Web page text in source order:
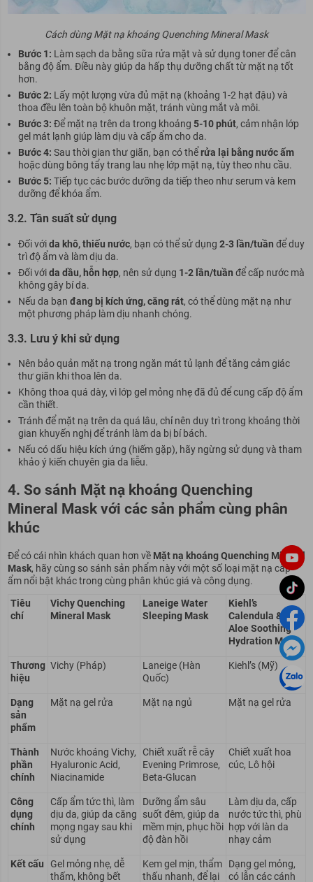
Cách dùng Mặt nạ khoáng Quenching Mineral Mask
Bước 1: Làm sạch da bằng sữa rửa mặt và sử dụng toner để cân
bằng độ ẩm. Điều này giúp da hấp thụ dưỡng chất từ mặt nạ tốt
hơn.
Bước 2: Lấy một lượng vừa đủ mặt nạ (khoảng 1-2 hạt đậu) và
thoa đều lên toàn bộ khuôn mặt, tránh vùng mắt và môi.
Bước 3: Để mặt nạ trên da trong khoảng 5-10 phút, cảm nhận lớp
gel mát lạnh giúp làm dịu và cấp ẩm cho da.
Bước 4: Sau thời gian thư giãn, bạn có thểrửa lại bằng nước ấm
hoặc dùng bông tẩy trang lau nhẹ lớp mặt nạ, tùy theo nhu cầu.
Bước 5: Tiếp tục các bước dưỡng da tiếp theo như serum và kem
dưỡng để khóa ẩm.
3.2. Tần suất sử dụng
Đối vớida khô, thiếu nước, bạn có thể sử dụng 2-3 lần/tuần để duy
trì độ ẩm và làm dịu da.
Đối vớida dầu, hỗn hợp, nên sử dụng 1-2 lần/tuần để cấp nước mà
không gây bí da.
Nếu da bạn đang bị kích ứng, căng rát, có thể dùng mặt nạ như
một phương pháp làm dịu nhanh chóng.
3.3. Lưu ý khi sử dụng
Nên bảo quản mặt nạ trong ngăn mát tủ lạnh để tăng cảm giác
thư giãn khi thoa lên da.
Không thoa quá dày, vì lớp gel mỏng nhẹ đã đủ để cung cấp độ ẩm
cần thiết.
Tránh để mặt nạ trên da quá lâu, chỉ nên duy trì trong khoảng thời
gian khuyến nghị để tránh làm da bị bí bách.
Nếu có dấu hiệu kích ứng (hiếm gặp), hãy ngừng sử dụng và tham
khảo ý kiến chuyên gia da liễu.
4. So sánh Mặt nạ khoáng Quenching
Mineral Mask với các sản phẩm cùng phân
khúc
Để có cái nhìn khách quan hơn về Mặt nạ khoáng Quenching Mineral
Mask, hãy cùng so sánh sản phẩm này với một số loại mặt nạ cấp
ẩm nổi bật khác trong cùng phân khúc giá và công dụng.
Tiêu
chí
Vichy Quenching
Mineral Mask
Laneige Water
Sleeping Mask
Kiehl’s
Calendula &
Aloe Soothing
Hydration Mask
Thương
hiệu
Vichy (Pháp)
Laneige (Hàn
Quốc)
Kiehl’s (Mỹ)
Dạng
sản
phẩm
Mặt nạ gel rửa Mặt nạ ngủ Mặt nạ gel rửa
Thành
phần
chính
Nước khoáng Vichy,
Hyaluronic Acid,
Niacinamide
Chiết xuất rễ cây
Evening Primrose,
Beta-Glucan
Chiết xuất hoa
cúc, Lô hội
Công
dụng
chính
Cấp ẩm tức thì, làm
dịu da, giúp da căng
mọng ngay sau khi
sử dụng
Dưỡng ẩm sâu
suốt đêm, giúp da
mềm mịn, phục hồi
độ đàn hồi
Làm dịu da, cấp
nước tức thì, phù
hợp với làn da
nhạy cảm
Kết cấu
Gel mỏng nhẹ, dễ
thấm, không bết
Kem gel mịn, thẩm
thấu nhanh, để lại
Dạng gel mỏng,
có lẫn các cánh